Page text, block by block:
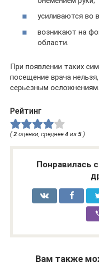
усиливаются во
возникают на
области.
При появлении таких
посещение врача
серьезным осложнениям.
Рейтинг
( 2 оценки, среднее 4 из 5 )
Понравилась
Вам также